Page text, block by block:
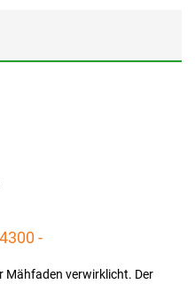
-
Mähfaden verwirklicht. Der